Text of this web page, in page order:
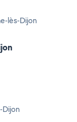
lès-Dijon
Dijon